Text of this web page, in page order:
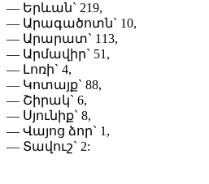
— Երևան` 219,
— Արագածոտն` 10,
— Արարատ` 113,
— Արմավիր` 51,
— Լոռի` 4,
— Կոտայք` 88,
— Շիրակ` 6,
— Սյունիք` 8,
— Վայոց ձոր` 1,
— Տավուշ` 2: